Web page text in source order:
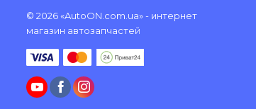
© 2026 «AutoON.com.ua» - интернет
магазин автозапчастей